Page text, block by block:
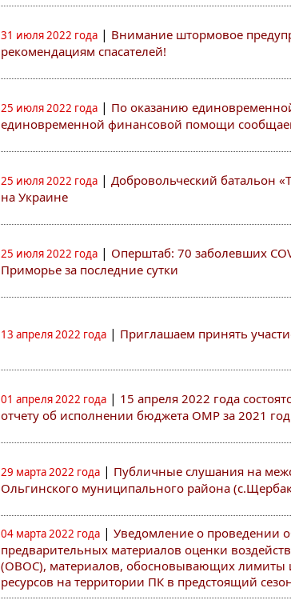
31 июля 2022 года | Внимание штормовое
рекомендациям спасателей!
25 июля 2022 года | По оказанию
единовременной финансовой помощи
25 июля 2022 года | Добровольческий батальон
на Украине
25 июля 2022 года | Оперштаб: 70 заболевших
Приморье за последние сутки
13 апреля 2022 года | Приглашаем принять
01 апреля 2022 года | 15 апреля 2022 года
отчету об исполнении бюджета ОМР за 2021 год
29 марта 2022 года | Публичные слушания на
Ольгинского муниципального района
04 марта 2022 года | Уведомление о проведении
предварительных материалов оценки
(ОВОС), материалов, обосновывающих лимиты
ресурсов на территории ПК в предстоящий